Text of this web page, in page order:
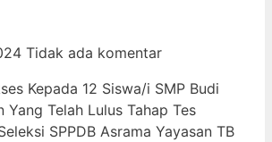
Tidak ada komentar
Kepada 12 Siswa/i SMP Budi
Yang Telah Lulus Tahap Tes
SPPDB Asrama Yayasan TB